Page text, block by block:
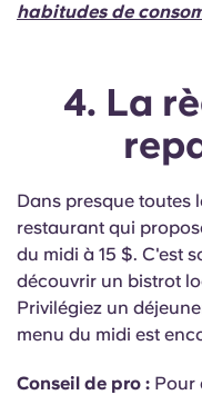
habitudes de
4. La
Dans presque toutes
restaurant qui
du midi à 15 $. C'est
découvrir un bistrot
Privilégiez un
menu du midi est
Conseil de pro : Pour